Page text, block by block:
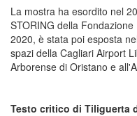
La mostra ha esordito nel
STORING della
2020, è stata poi esposta
spazi della Cagliari Airport
Arborense di Oristano e
Testo critico di Tiliguerta